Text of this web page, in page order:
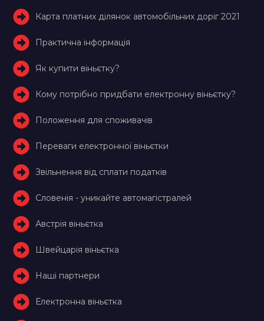
Карта платних ділянок автомобільних доріг 2021
Практична інформація
Як купити віньєтку?
Кому потрібно придбати електронну віньєтку?
Положення для споживачів
Переваги електронної віньєтки
Звільнення від сплати податків
Словенія - уникайте автомагістралей
Австрія віньєтка
Швейцарія віньєтка
Наші партнери
Електронна віньєтка